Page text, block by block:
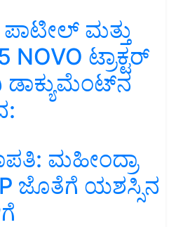
ಮತ್ತು
ಟ್ರಾಕ್ಟರ್
ಡಾಕ್ಯುಮೆಂಟ್‌ನ
ಮಹೀಂದ್ರಾ
ಜೊತೆಗೆ ಯಶಸ್ಸಿನ